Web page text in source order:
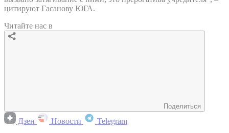
цитируют Гасанову ЮГА.
Читайте нас в
Поделиться
Дзен Новости Telegram